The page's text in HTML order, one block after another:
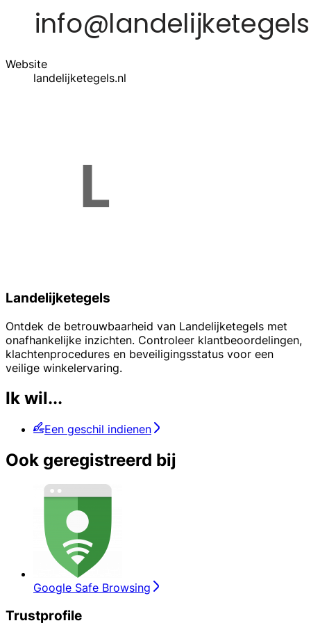
Website
landelijketegels.nl
Landelijketegels
Ontdek de betrouwbaarheid van Landelijketegels met
onafhankelijke inzichten. Controleer klantbeoordelingen,
klachtenprocedures en beveiligingsstatus voor een
veilige winkelervaring.
Ik wil...
Een geschil indienen
Ook geregistreerd bij
Google Safe Browsing
Trustprofile